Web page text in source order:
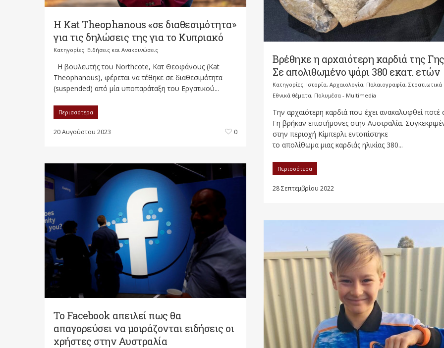
Η Kat Theophanous «σε διαθεσιμότητα»
για τις δηλώσεις της για το Κυπριακό
Κατηγορίες: Ειδήσεις και Ανακοινώσεις
Η βουλευτής του Northcote, Κατ Θεοφάνους (Kat
Theophanous), φέρεται να τέθηκε σε διαθεσιμότητα
(suspended) από μία υποπαράταξη του Εργατικού...
Περισσότερα
20 Αυγούστου 2023 0
Βρέθηκε η αρχαιότερη καρδιά της
Σε απολιθωμένο ψάρι 380 εκατ. ετών
Κατηγορίες: Ιστορία, Αρχαιολογία, Παλαιογραφία, Στρατιωτικά
Εθνικά θέματα, Πολυμέσα - Multimedia
Την αρχαιότερη καρδιά που έχει ανακαλυφθεί ποτέ
Γη βρήκαν επιστήμονες στην Αυστραλία.
στην περιοχή Κίμπερλι εντοπίστηκε
το απολίθωμα μιας καρδιάς ηλικίας 380...
Περισσότερα
28 Σεπτεμβρίου 2022
Το Facebook απειλεί πως θα
απαγορεύσει να μοιράζονται ειδήσεις οι
χρήστες στην Αυστραλία